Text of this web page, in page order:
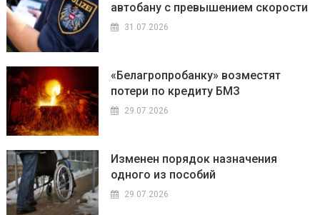
автобану с превышением скорости
31.07.2026
«Белагропробанку» возместят
потери по кредиту БМЗ
29.07.2026
Изменен порядок назначения
одного из пособий
29.07.2026